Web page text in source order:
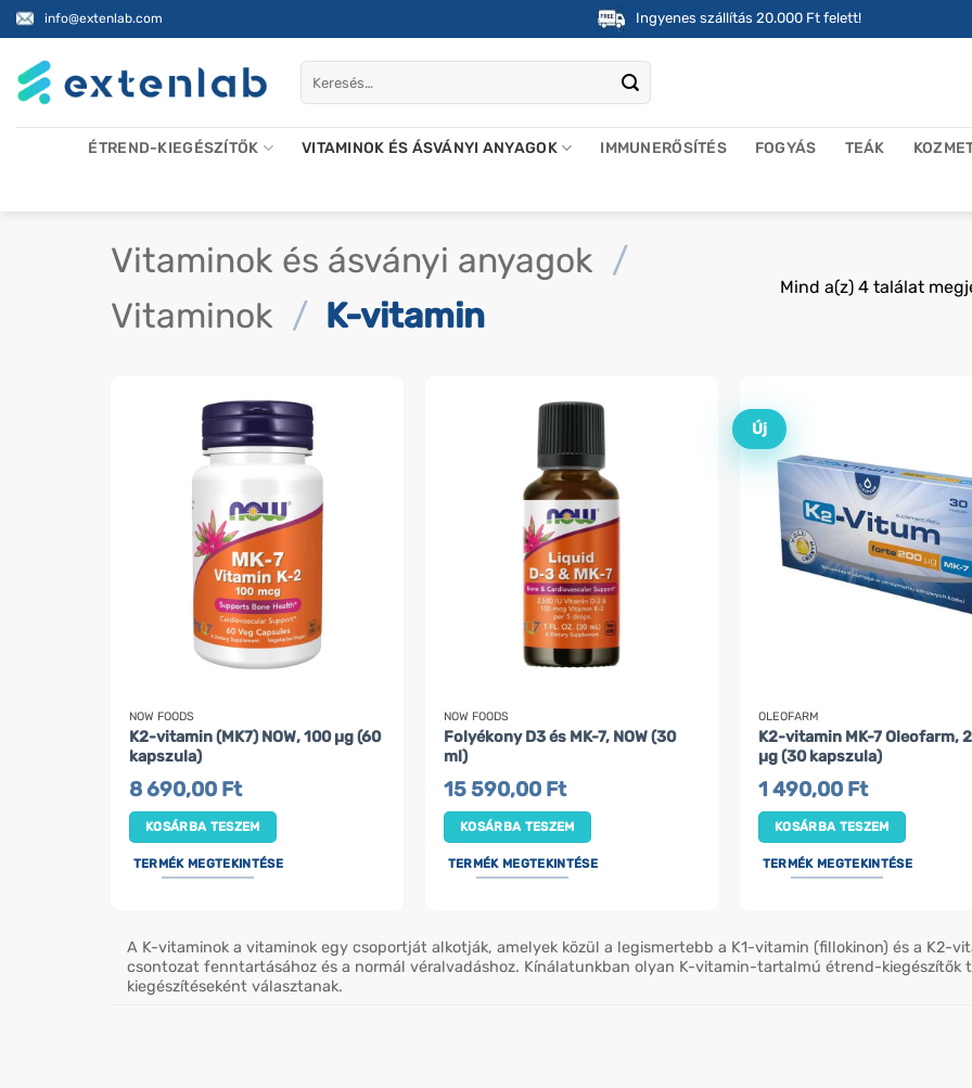
Skip
to
content
info@extenlab.com Ingyenes szállítás 20.000 Ft felett!
ÉTREND-KIEGÉSZÍTŐK VITAMINOK ÉS ÁSVÁNYI ANYAGOK IMMUNERŐSÍTÉS FOGYÁS TEÁK
Vitaminok és ásványi anyagok /
Vitaminok / K-vitamin
Mind a(z) 4 találat
NOW FOODS
K2-vitamin (MK7) NOW, 100 µg (60
kapszula)
8 690,00 Ft
KOSÁRBA TESZEM
TERMÉK MEGTEKINTÉSE
NOW FOODS
Folyékony D3 és MK-7, NOW (30
ml)
15 590,00 Ft
KOSÁRBA TESZEM
TERMÉK MEGTEKINTÉSE
Új
OLEOFARM
K2-vitamin MK-7 Oleofarm,
µg (30 kapszula)
1 490,00 Ft
KOSÁRBA TESZEM
TERMÉK MEGTEKINTÉSE
A K-vitaminok a vitaminok egy csoportját alkotják, amelyek közül a legismertebb a K1-vitamin (fillokinon) és a K2-
csontozat fenntartásához és a normál véralvadáshoz. Kínálatunkban olyan K-vitamin-tartalmú étrend-kiegészítők
kiegészítéseként választanak.